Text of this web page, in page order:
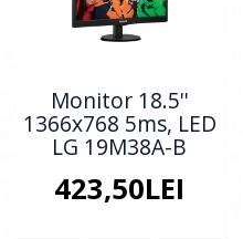
Monitor 18.5''
1366x768 5ms, LED
LG 19M38A-B
423,50LEI